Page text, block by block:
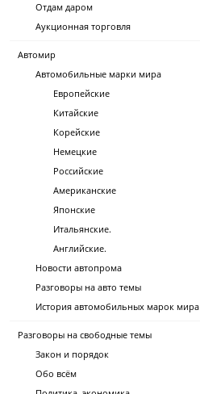
Отдам даром
Аукционная торговля
Автомир
Автомобильные марки мира
Европейские
Китайские
Корейские
Немецкие
Российские
Американские
Японские
Итальянские.
Английские.
Новости автопрома
Разговоры на авто темы
История автомобильных марок мира
Разговоры на свободные темы
Закон и порядок
Обо всём